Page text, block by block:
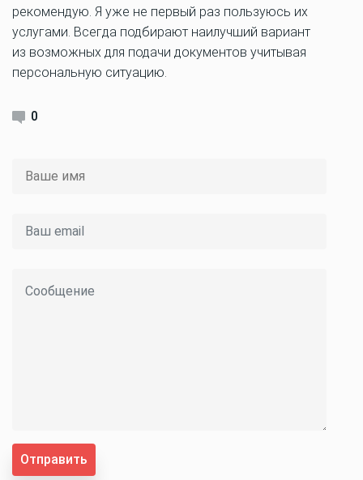
рекомендую. Я уже не первый раз пользуюсь их
услугами. Всегда подбирают наилучший вариант
из возможных для подачи документов учитывая
персональную ситуацию.
0
Отправить